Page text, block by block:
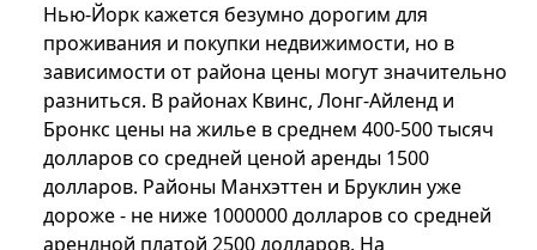
Нью-Йорк кажется безумно дорогим для
проживания и покупки недвижимости, но в
зависимости от района цены могут значительно
разниться. В районах Квинс, Лонг-Айленд и
Бронкс цены на жилье в среднем 400-500 тысяч
долларов со средней ценой аренды 1500
долларов. Районы Манхэттен и Бруклин уже
дороже - не ниже 1000000 долларов со средней
арендной платой 2500 долларов. На